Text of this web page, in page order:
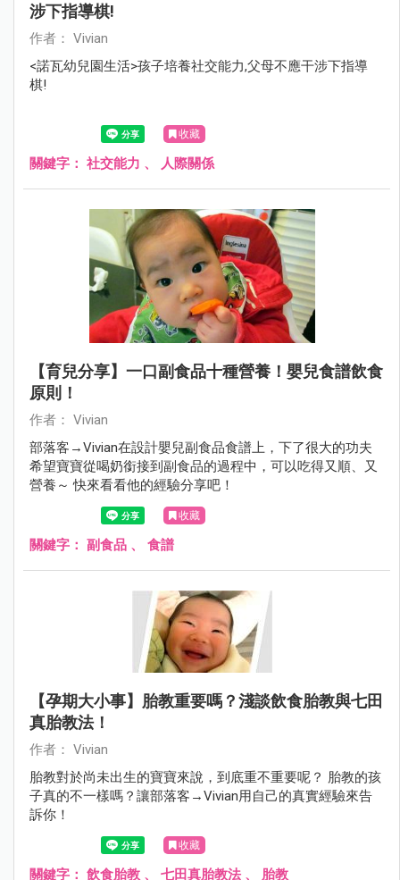
涉下指導棋!
作者： Vivian
<諾瓦幼兒園生活>孩子培養社交能力,父母不應干涉下指導
棋!
收藏
關鍵字： 社交能力 、 人際關係
【育兒分享】一口副食品十種營養！嬰兒食譜飲食
原則！
作者： Vivian
部落客→Vivian在設計嬰兒副食品食譜上，下了很大的功夫
希望寶寶從喝奶銜接到副食品的過程中，可以吃得又順、又
營養～ 快來看看他的經驗分享吧！
收藏
關鍵字： 副食品 、 食譜
【孕期大小事】胎教重要嗎？淺談飲食胎教與七田
真胎教法！
作者： Vivian
胎教對於尚未出生的寶寶來說，到底重不重要呢？ 胎教的孩
子真的不一樣嗎？讓部落客→Vivian用自己的真實經驗來告
訴你！
收藏
關鍵字： 飲食胎教 、 七田真胎教法 、 胎教